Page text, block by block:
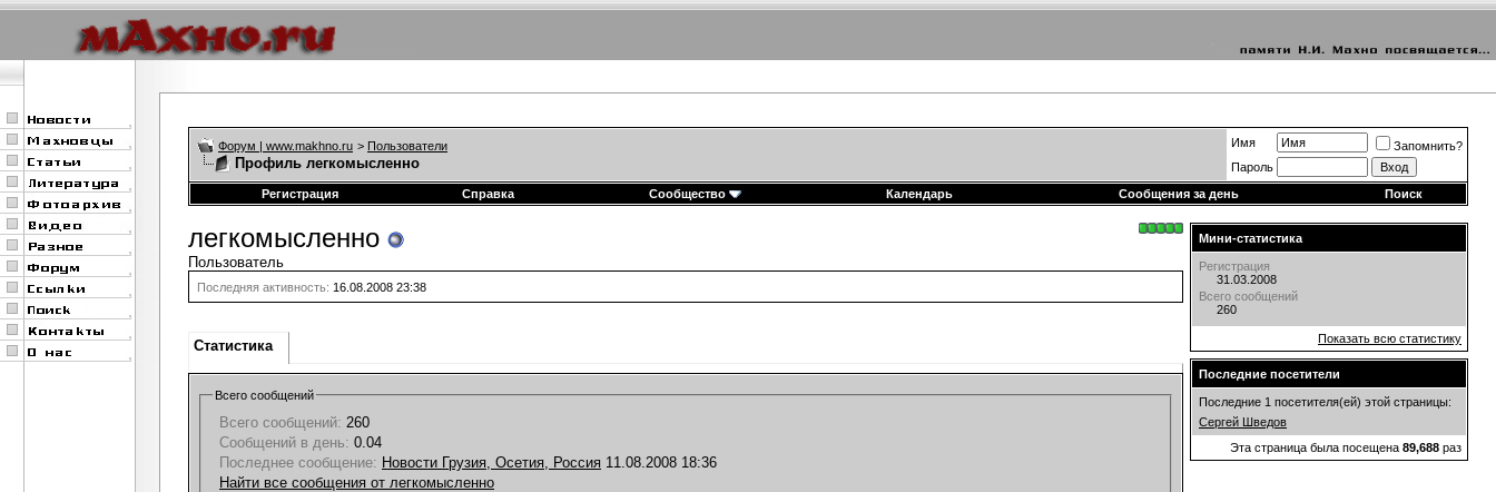
Форум | www.makhno.ru > Пользователи
Профиль легкомысленно
Имя
Запомнить?
Пароль
Регистрация
Справка Сообщество Календарь Сообщения за день Поиск
легкомысленно
Пользователь
Последняя активность: 16.08.2008 23:38
Статистика
Всего сообщений
Всего сообщений: 260
Сообщений в день: 0.04
Последнее сообщение: Новости Грузия, Осетия, Россия 11.08.2008 18:36
Найти все сообщения от легкомысленно
Мини-статистика
Регистрация
31.03.2008
Всего сообщений
260
Показать всю статистику
Последние посетители
Последние 1 посетителя(ей) этой страницы:
Сергей Шведов
Эта страница была посещена 89,688 раз